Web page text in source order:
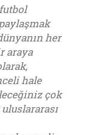
her
araya
hale
çok